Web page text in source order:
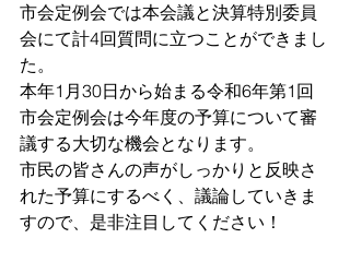
市会定例会では本会議と決算特別委員
会にて計4回質問に立つことができまし
た。
本年1月30日から始まる令和6年第1回
市会定例会は今年度の予算について審
議する大切な機会となります。
市民の皆さんの声がしっかりと反映さ
れた予算にするべく、議論していきま
すので、是非注目してください！